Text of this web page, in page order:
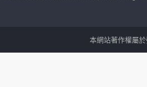
本網站著作權屬